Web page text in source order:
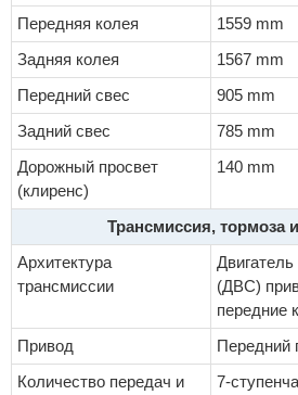
Передняя колея
1559 mm
Задняя колея
1567 mm
Передний свес
905 mm
Задний свес
785 mm
Дорожный просвет
(клиренс)
140 mm
Трансмиссия, тормоза
Архитектура
трансмиссии
Двигатель
(ДВС)
передние
Привод
Передний
Количество передач и
7-